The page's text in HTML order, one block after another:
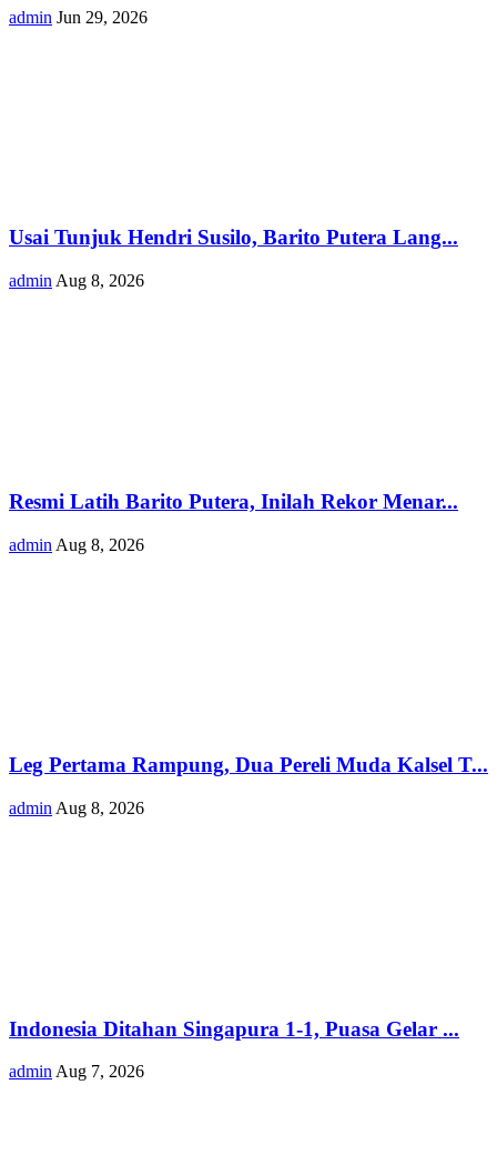
admin Jun 29, 2026
Usai Tunjuk Hendri Susilo, Barito Putera Lang...
admin Aug 8, 2026
Resmi Latih Barito Putera, Inilah Rekor Menar...
admin Aug 8, 2026
Leg Pertama Rampung, Dua Pereli Muda Kalsel T...
admin Aug 8, 2026
Indonesia Ditahan Singapura 1-1, Puasa Gelar ...
adminAug 7, 2026